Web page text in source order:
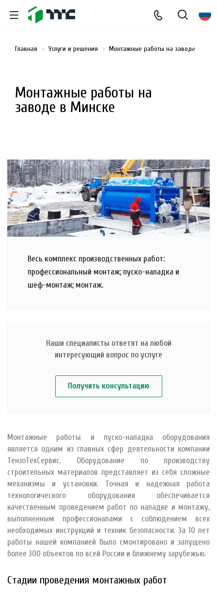
Монтажные работы на
заводе в Минске
Главная Услуги и решения Монтажные работы на заводе
Весь комплекс производственных работ:
профессиональный монтаж; пуско-наладка и
шеф-монтаж; монтаж.
Наши специалисты ответят на любой
интересующий вопрос по услуге
Получить консультацию
Монтажные работы и пуско-наладка оборудования
является одним из главных сфер деятельности компании
ТензоТехСервис. Оборудование по производству
строительных материалов представляет из себя сложные
механизмы и установки. Точная и надежная работа
технологического оборудования обеспечивается
качественным проведением работ по наладке и монтажу,
выполненным профессионалами с соблюдением всех
необходимых инструкций и техник безопасности. За 10 лет
работы нашей компанией было смонтировано и запущено
более 300 объектов по всей России и ближнему зарубежью.
Стадии проведения монтажных работ